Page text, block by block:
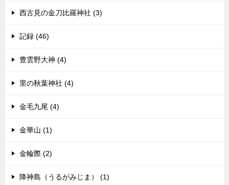
西古見の金刀比羅神社 (3)
記録 (46)
豊雲野大神 (4)
里の秋葉神社 (4)
金毛九尾 (4)
金華山 (1)
金輪際 (2)
降神島（うるがみじま） (1)